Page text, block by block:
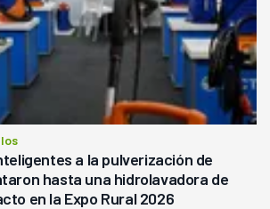
a la pulverización de
hasta una hidrolavadora de
en la Expo Rural 2026